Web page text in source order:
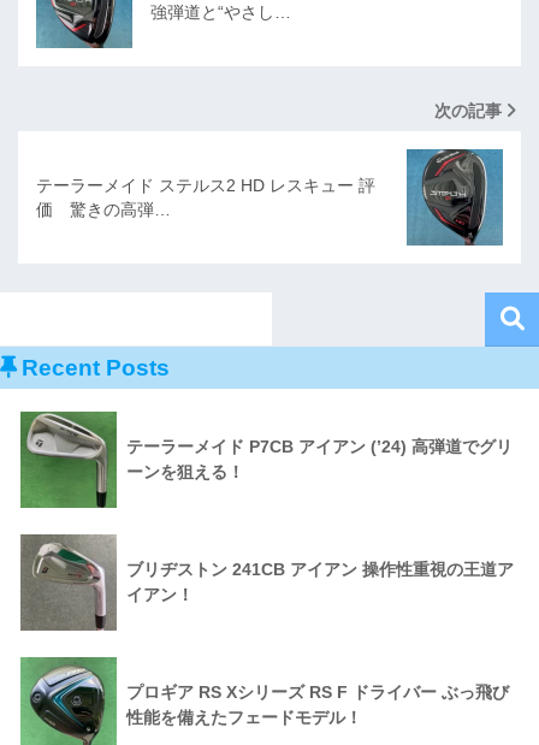
強弾道と“やさし…
次の記事
テーラーメイド ステルス2 HD レスキュー 評
価 驚きの高弾…
Recent Posts
テーラーメイド P7CB アイアン (’24) 高弾道でグリ
ーンを狙える！
ブリヂストン 241CB アイアン 操作性重視の王道ア
イアン！
プロギア RS Xシリーズ RS F ドライバー ぶっ飛び
性能を備えたフェードモデル！